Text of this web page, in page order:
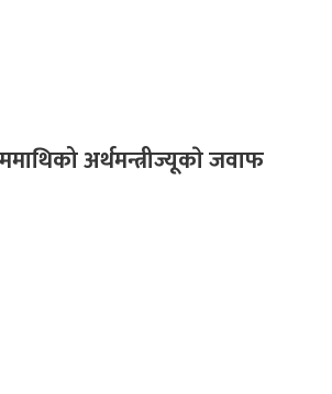
अर्थमन्त्रीज्यूकाे जवाफ